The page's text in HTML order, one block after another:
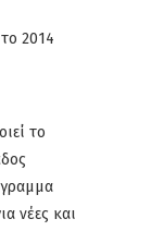
2014
το
νέες και